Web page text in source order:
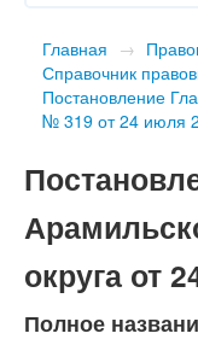
Главная →
Справочник
Постановление
№ 319 от 24 июля
округа от
Полное